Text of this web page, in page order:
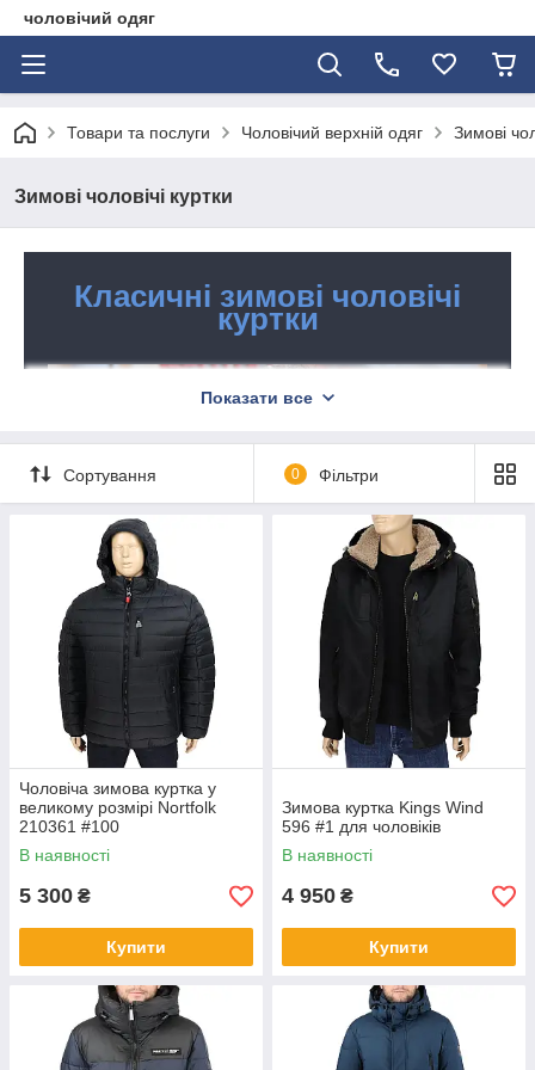
чоловічий одяг
Товари та послуги Чоловічий верхній одяг Зимові
Зимові чоловічі куртки
Класичні зимові чоловічі
куртки
Моделі зимових чоловічих курток від
перевірених виробників.
Поставляємо класичні утеплені куртки різної
довжини та з різним утеплювачем.
Продукція добре виглядає, не випускає тепло і
пропускає вологу.
Утеплені куртки від магазину Pavelshop –
чудовий вибір на зиму для чоловіків
Показати все
Сортування 0 Фільтри
Чоловіча зимова куртка у
великому розмірі Nortfolk
210361 #100
В наявності
5 300 ₴
Купити
Зимова куртка Kings Wind
596 #1 для чоловіків
В наявності
4 950 ₴
Купити